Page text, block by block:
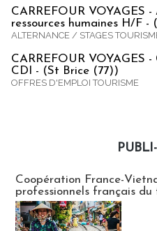
CARREFOUR VOYAGES
ressources humaines H/F -
ALTERNANCE / STAGES
CARREFOUR VOYAGES
CDI - (St Brice (77))
OFFRES D'EMPLOI TOURISME
Coopération France-
professionnels français du